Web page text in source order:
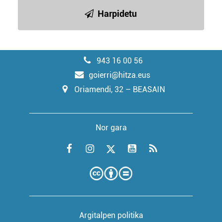
Harpidetu
943 16 00 56
goierri@hitza.eus
Oriamendi, 32 – BEASAIN
Nor gara
Argitalpen politika